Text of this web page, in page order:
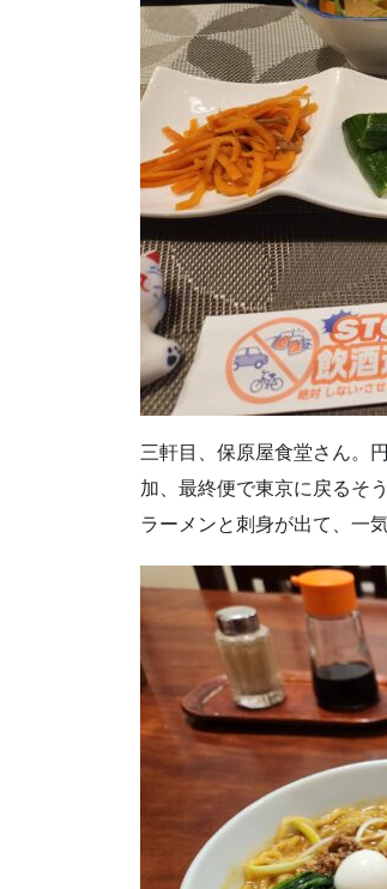
三軒目、保原屋食堂さん。
加、最終便で東京に戻るそ
ラーメンと刺身が出て、一